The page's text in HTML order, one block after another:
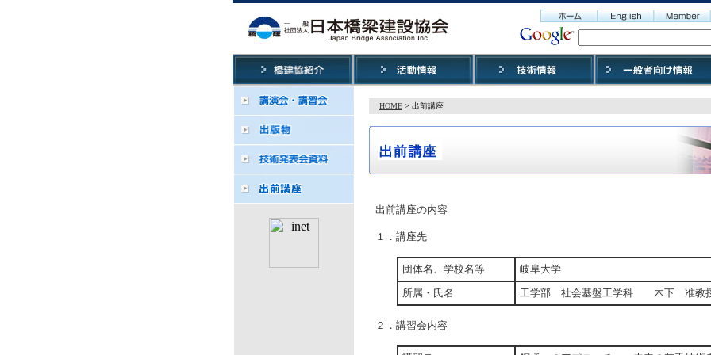
HOME > 出前講座
出前講座の内容
１．講座先
団体名、学校名等
岐阜大学
所属・氏名
工学部 社会基盤工学科 木下 准
２．講習会内容